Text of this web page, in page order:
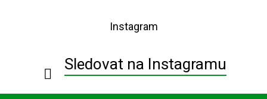
Instagram
Sledovat na Instagramu